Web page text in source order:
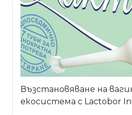
Възстановяване на
екосистема с Lactobor